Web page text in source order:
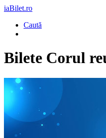
iaBilet.ro
Caută
Bilete Corul